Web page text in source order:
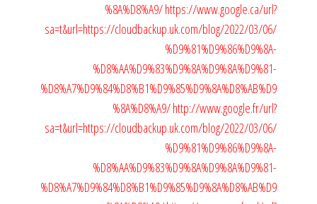
%8A%D8%A9/https://www.google.ca/url?
sa=t&url=https://cloudbackup.uk.com/blog/2022/03/06/
%D9%81%D9%86%D9%8A-
%D8%AA%D9%83%D9%8A%D9%8A%D9%81-
%D8%A7%D9%84%D8%B1%D9%85%D9%8A%D8%AB%D9
%8A%D8%A9/http://www.google.fr/url?
sa=t&url=https://cloudbackup.uk.com/blog/2022/03/06/
%D9%81%D9%86%D9%8A-
%D8%AA%D9%83%D9%8A%D9%8A%D9%81-
%D8%A7%D9%84%D8%B1%D9%85%D9%8A%D8%AB%D9